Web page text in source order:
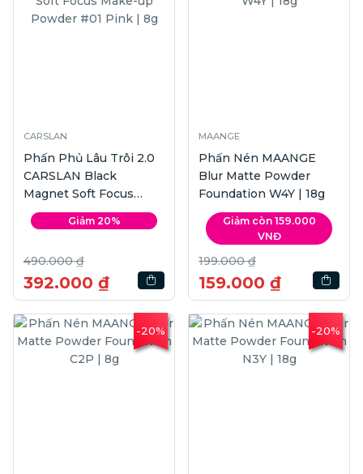
CARSLAN
Phấn Phủ Lâu Trôi 2.0
CARSLAN Black
Magnet Soft Focus
Make-up Powder #01
Pink | 8g
Giảm 20%
490.000 ₫
392.000 ₫
MAANGE
Phấn Nén MAANGE
Blur Matte Powder
Foundation W4Y | 18g
Giảm còn 159.000
VNĐ
199.000 ₫
159.000 ₫
-20% -20%